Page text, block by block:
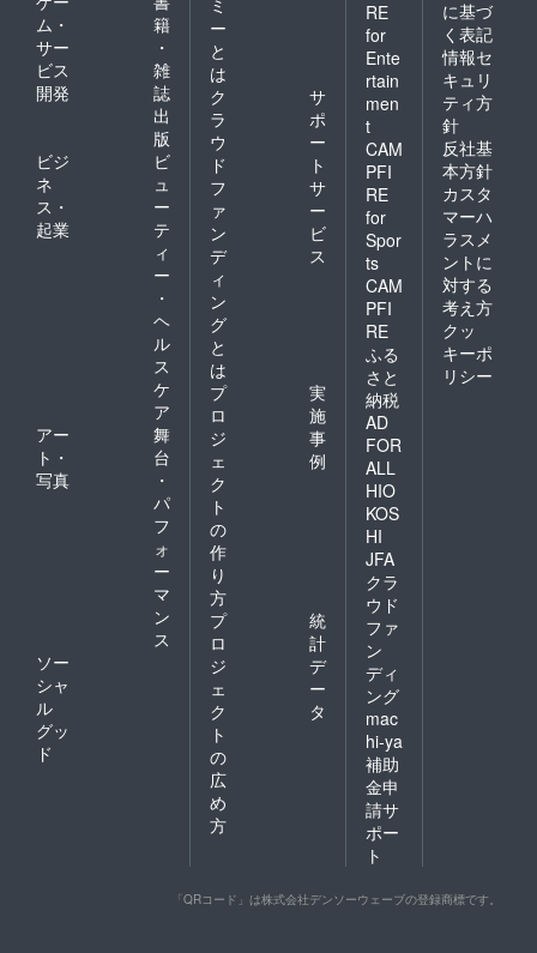
ム・
サー
ビス
開発
籍
・
雑
誌
出
版
ビジ
ネ
ス・
起業
ビ
ュ
ー
テ
ィ
ー
・
ヘ
ル
ス
ケ
ア
アー
ト・
写真
舞
台
・
パ
フ
ォ
ー
マ
ン
ス
ソー
シャ
ル
グッ
ド
ミ
ー
と
は
ク
ラ
ウ
ド
フ
ァ
ン
デ
ィ
ン
グ
と
は
サ
ポ
ー
ト
サ
ー
ビ
ス
プ
ロ
ジ
ェ
ク
ト
の
作
り
方
実
施
事
例
プ
ロ
ジ
ェ
ク
ト
の
広
め
方
統
計
デ
ー
タ
RE
for
Ente
rtain
men
t
CAM
PFI
RE
for
Spor
ts
CAM
PFI
RE
ふる
さと
納税
AD
FOR
ALL
HIO
KOS
HI
JFA
クラ
ウド
ファ
ン
ディ
ング
mac
hi-ya
補助
金申
請サ
ポー
ト
に基づ
く表記
情報セ
キュリ
ティ方
針
反社基
本方針
カスタ
マーハ
ラスメ
ントに
対する
考え方
クッ
キーポ
リシー
「QRコード」は株式会社デンソーウェーブの登録商標です。